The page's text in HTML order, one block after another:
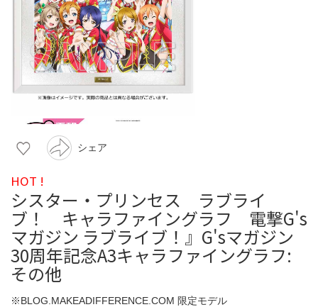
シェア
HOT !
シスター・プリンセス ラブライ
ブ！ キャラファイングラフ 電撃G's
マガジン ラブライブ！』G'sマガジン
30周年記念A3キャラファイングラフ:
その他
※BLOG.MAKEADIFFERENCE.COM 限定モデル